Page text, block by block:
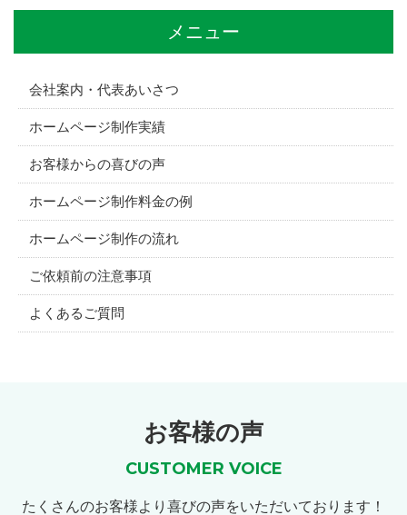
メニュー
会社案内・代表あいさつ
ホームページ制作実績
お客様からの喜びの声
ホームページ制作料金の例
ホームページ制作の流れ
ご依頼前の注意事項
よくあるご質問
お客様の声
CUSTOMER VOICE
たくさんのお客様より喜びの声をいただいております！